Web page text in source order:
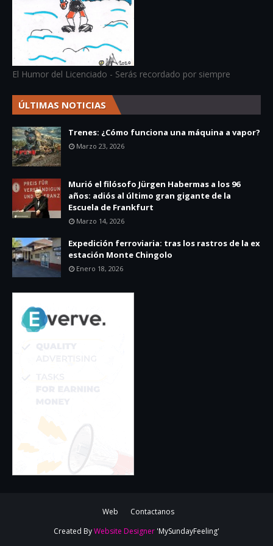
El Humor del Licenciado - Serás recordado por siempre
ÚLTIMAS NOTICIAS
Trenes: ¿Cómo funciona una máquina a vapor?
Marzo 23, 2026
Murió el filósofo Jürgen Habermas a los 96
años: adiós al último gran gigante de la
Escuela de Frankfurt
Marzo 14, 2026
Expedición ferroviaria: tras los rastros de la ex
estación Monte Chingolo
Enero 18, 2026
Web
Contactanos
Created ByWebsite Designer 'MySundayFeeling'